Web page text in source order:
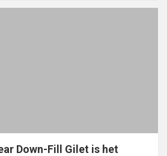
Down-Fill Gilet is het